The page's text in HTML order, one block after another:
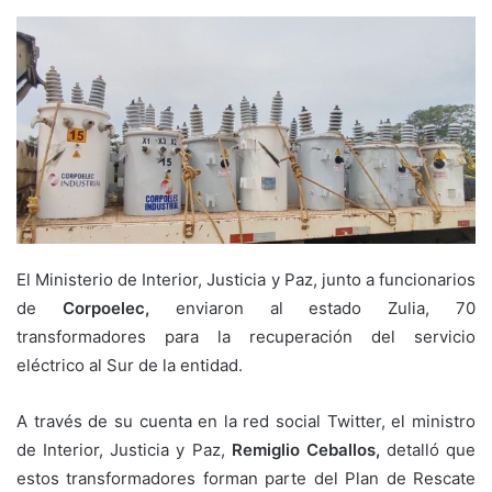
El Ministerio de Interior, Justicia y Paz, junto a funcionarios
de Corpoelec, enviaron al estado Zulia, 70
transformadores para la recuperación del servicio
eléctrico al Sur de la entidad.
A través de su cuenta en la red social Twitter, el ministro
de Interior, Justicia y Paz, Remiglio Ceballos, detalló que
estos transformadores forman parte del Plan de Rescate